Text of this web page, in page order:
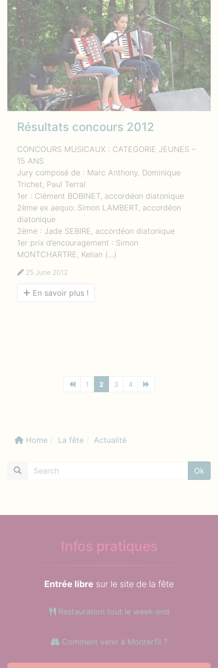
Résultats concours 2012
CONCOURS MUSICAUX : CATEGORIE JEUNES –
15 ANS
Jury composé de : Marc Anthony, Dominique
Trichet, Paul Terral
1er : Clément BOBINET, accordéon diatonique
2ème ex aequo: Simon LAMBERT, accordéon
diatonique
2ème : Jade SEBIRE, accordéon diatonique
1er prix d’encouragement : Simon
MONTCHARTRE, Kelian (...)
25 June 2012
En savoir plus !
1 2 3 4
Home La fête Actualité
Search: Ok
Infos pratiques
Entrée libre sur le site de la fête
Restauration tout le week-end
Comment venir à Monterfil ?